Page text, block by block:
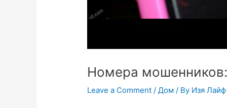
Номера
Leave a Comment /Дом / By Изя Лайф